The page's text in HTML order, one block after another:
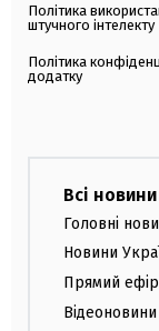
Політика
штучного інтелекту
Політика
додатку
Всі новини
Головні
Новини
Прямий ефір
Відеоновини